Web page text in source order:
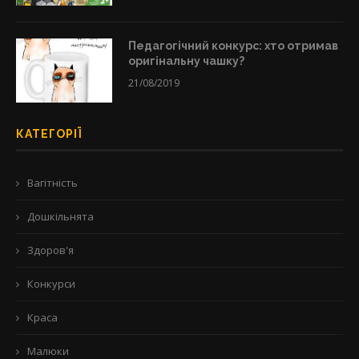
Педагогічний конкурс: хто отримав
оригінальну чашку?
21/08/2019
КАТЕГОРІЇ
Вагітність
Дошкільнята
Здоров'я
Конкурси
Краса
Малюки